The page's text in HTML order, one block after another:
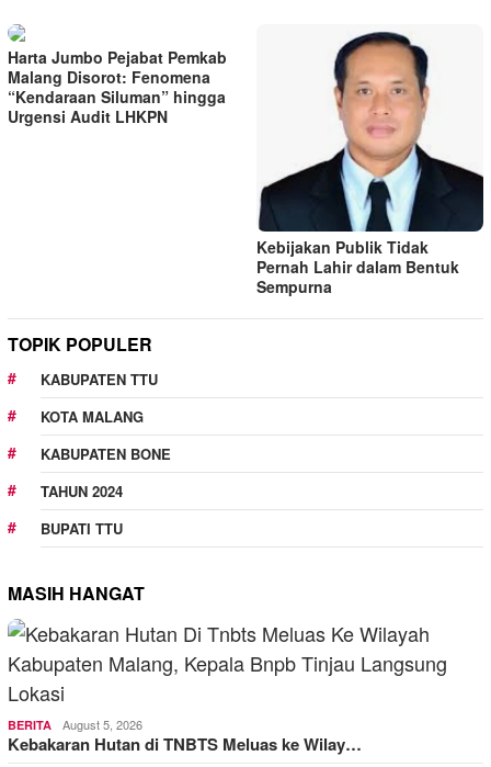
Harta Jumbo Pejabat Pemkab
Malang Disorot: Fenomena
“Kendaraan Siluman” hingga
Urgensi Audit LHKPN
Kebijakan Publik Tidak
Pernah Lahir dalam Bentuk
Sempurna
TOPIK POPULER
KABUPATEN TTU
KOTA MALANG
KABUPATEN BONE
TAHUN 2024
BUPATI TTU
MASIH HANGAT
BERITA August 5, 2026
Kebakaran Hutan di TNBTS Meluas ke Wilay…